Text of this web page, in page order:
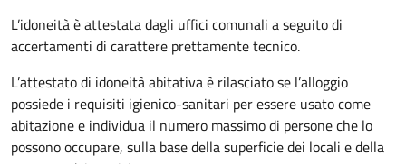
L’idoneità è attestata dagli uffici comunali a seguito di
accertamenti di carattere prettamente tecnico.
L’attestato di idoneità abitativa è rilasciato se l’alloggio
possiede i requisiti igienico-sanitari per essere usato come
abitazione e individua il numero massimo di persone che lo
possono occupare, sulla base della superficie dei locali e della